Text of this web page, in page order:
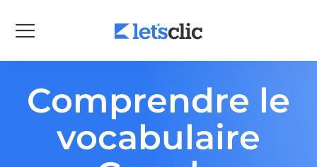
Comprendre le
vocabulaire